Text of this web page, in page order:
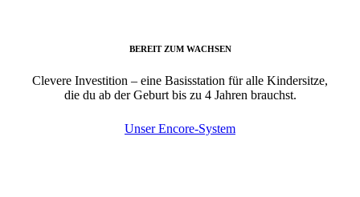
BEREIT ZUM WACHSEN
Clevere Investition – eine Basisstation für alle Kindersitze,
die du ab der Geburt bis zu 4 Jahren brauchst.
Unser Encore-System